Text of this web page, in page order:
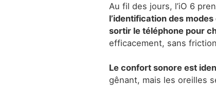
Au fil des jours, l’iO 6
l’identification des
sortir le téléphone pour
efficacement, sans
Le confort sonore est
gênant, mais les oreilles